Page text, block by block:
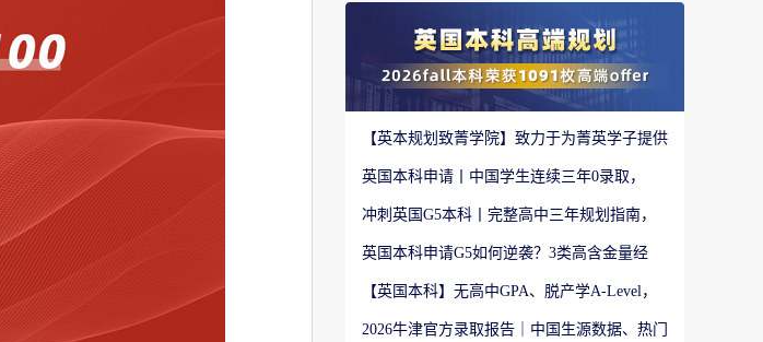
【英本规划致菁学院】致力于为菁英学子提供
英国本科申请丨中国学生连续三年0录取，
冲刺英国G5本科丨完整高中三年规划指南，
英国本科申请G5如何逆袭？3类高含金量经
【英国本科】无高中GPA、脱产学A-Level，
2026牛津官方录取报告｜中国生源数据、热门